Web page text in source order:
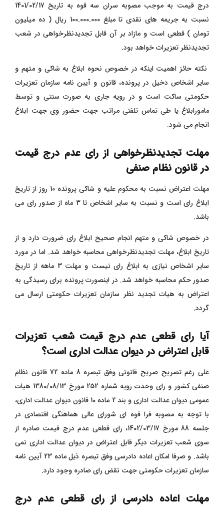
درج قیمت به موجب مصوبه سران سه قوه به تاریخ 1401/02/17
نسبت به جریمه های نقدی تا مبلغ 100.000.000 ریال ( ده میلیون
تومان ) قطعی است و مازاد بر آن قابل تجدیدنظرخواهی در شعب
تجدیدنظر تعزیرات خواهد بود.
نکته حائز اهمیت اینکه در خصوص نحوه ابلاغ به شاکی و متهم و
سایر اشخاص دخیل در پرونده، قانون و آیین نامه سازمان تعزیرات
حکومتی ساکت است و در رویه جاری به صورت سنتی و توسط
مامورابلاغ یا طی تماس تلفنی مراتب جهت حضور وی جهت ابلاغ
انجام می شود.
مهلت تجدیدنظرخواهی از رای عدم درج قیمت
در قانون نظام صنفی
مهلت اعتراض نسبت به محکوم علیه و شاکی پرونده 10 روز از تاریخ
ابلاغ رای است و نسبت به سایر اشخاص تا 3 ماه از صدور رای می
باشد.
در خصوص شاکی و متهم انجام صحیح ابلاغ رای ضرورت دارد و از
تاریخ ابلاغ، مهلت تجدیدنظرخواهی محاسبه خواهد شد. اما در مورد
سایر اشخاص نیازی به ابلاغ رای نیست و مهلت 3 ماهه از تاریخ
صدور حکم محاسبه خواهد شد. در اینصورت پرونده برای رسیدگی به
اعتراض به هیات تجدید نظر سازمان تعزیرات حکومتی ارسال می
گردد.
آیا رای قطعی عدم درج قیمت شعب تعزیرات
قابل اعتراض در دیوان عدالت اداری است؟
علی رغم تصریح صریح قانونی وفق تبصره 8 ماده 72 قانون نظام
صنفی کشور و رای وحدت رویه شماره 252 مورخ 1380/08/13 هیات
عمومی دیوان عدالت اداری و بند 2 ماده 10 قانون دیوان عدالت اداری،
با توجه به مصوبه فرا قوه ای شورای عالی هماهنگی اقتصادی در
جلسه 88 مورخ 1402/03/17، رای قطعی عدم درج قیمت صادره از
سوی شعب تعزیرات دیگر قابل اعتراض در دیوان عدالت اداری نمی
باشد. و صرفا امکان اعاده دادرسی وفق تبصره ذیل ماده 23 آیین نامه
سازمان تعزیرات حکومتی جهت نقض رای صادره وجود دارد.
مهلت اعاده دادرسی از رای قطعی عدم درج